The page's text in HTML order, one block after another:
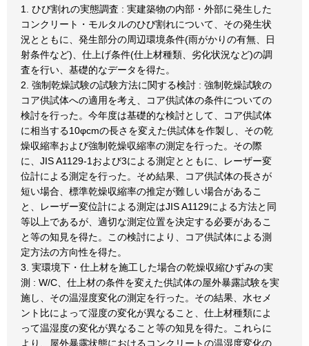
1. ひび割れの実態調査 : 実建築物の内部・外部に発生した
コンクリート・モルタルのひび割れについて、その発生状
況とともに、発生部分の周辺環境条件(雨がかりの有無、日
射条件など)、仕上げ条件(仕上材種類、劣化状況など)の調
査を行い、基礎的なデータを得た。
2. 強制乾燥試験の試験方法に関する検討 : 強制乾燥試験の
コア供試体への適用を考え、コア供試体の条件についての
検討を行った。今年度は基礎的な検討として、コア供試体
に相当する10φcmの長さを変えた供試体を作製し、その乾
燥収縮率および強制乾燥収縮率の測定を行った。その際
に、JIS A1129-1および3による測定とともに、レーザー変
位計による測定を行った。そめ結果、コア供試体の長さが
短い場合、標準乾燥収縮率の推定が難しい場合があるこ
と、レーザー変位計による測定はJIS A1129による方法と同
等以上であるが、適切な測定位置を決定する必要があるこ
と等の知見を得た。この検討により、コア供試体による測
定方法の方向性を得た。
3. 実環境下・仕上材を施工した場合の乾燥収縮ひずみの実
測 : W/C、仕上材の条件を変えた供試体の屋外暴露試験を実
施し、その温湿度変化の測定を行った。その結果、水セメ
ント比によって湿度の変化が異なること、仕上材種類によ
って温湿度の変化が異なること等の知見を得た。これらに
より、屋外暴露状態におけるコンクリートの温湿度変化の